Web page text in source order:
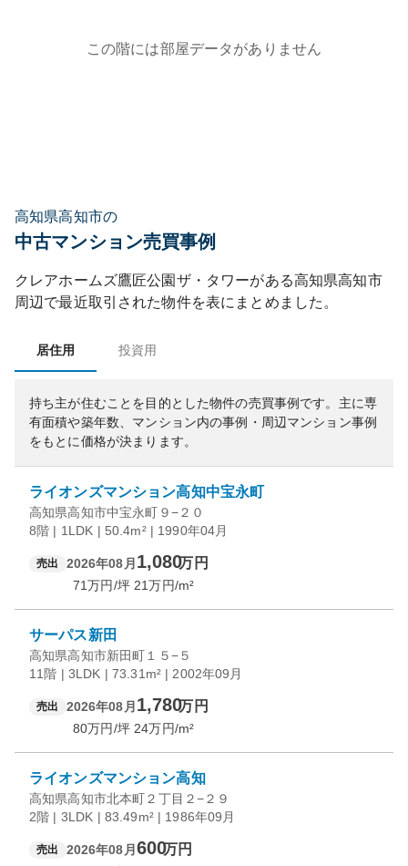
この階には部屋データがありません
高知県高知市の
中古マンション売買事例
クレアホームズ鷹匠公園ザ・タワーがある高知県高知市
周辺で最近取引された物件を表にまとめました。
居住用 投資用
持ち主が住むことを目的とした物件の売買事例です。 主に専
有面積や築年数、マンション内の事例・周辺マンション事例
をもとに価格が決まります。
ライオンズマンション高知中宝永町
高知県高知市中宝永町９−２０
8階 | 1LDK | 50.4m² | 1990年04月
売出 2026年08月 1,080万円
71万円/坪 21万円/m²
サーパス新田
高知県高知市新田町１５−５
11階 | 3LDK | 73.31m² | 2002年09月
売出 2026年08月 1,780万円
80万円/坪 24万円/m²
ライオンズマンション高知
高知県高知市北本町２丁目２−２９
2階 | 3LDK | 83.49m² | 1986年09月
売出 2026年08月 600万円